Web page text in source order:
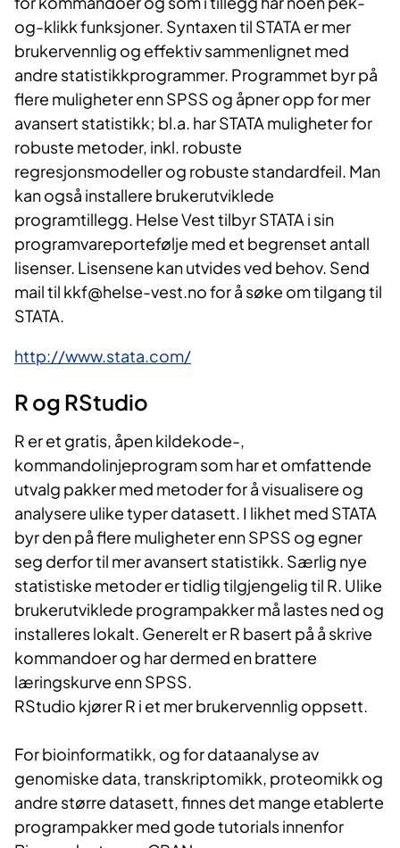
og-klikk funksjoner. Syntaxen til STATA er mer
brukervennlig og effektiv sammenlignet med
andre statistikkprogrammer. Programmet byr på
flere muligheter enn SPSS og åpner opp for mer
avansert statistikk; bl.a. har STATA muligheter for
robuste metoder, inkl. robuste
regresjonsmodeller og robuste standardfeil. Man
kan også installere brukerutviklede
programtillegg. Helse Vest tilbyr STATA i sin
programvareportefølje med et begrenset antall
lisenser. Lisensene kan utvides ved behov. Send
mail til kkf@helse-vest.no for å søke om tilgang til
STATA.
http://www.stata.com/
R og RStu​​​dio
R er et gratis, åpen kildekode-,
kommandolinjeprogram som har et omfattende
utvalg pakker med metoder for å visualisere og
analysere ulike typer datasett. I likhet med STATA
byr den på flere muligheter enn SPSS og egner
seg derfor til mer avansert statistikk. Særlig nye
statistiske metoder er tidlig tilgjengelig til R. Ulike
brukerutviklede programpakker må lastes ned og
installeres lokalt. Generelt er R basert på å skrive
kommandoer og har dermed en brattere
læringskurve enn SPSS.
RStudio kjører R i et mer brukervennlig oppsett.
For bioinformatikk, og for dataanalyse av
genomiske data, transkriptomikk, proteomikk og
andre større datasett, finnes det mange etablerte
programpakker med gode tutorials innenfor